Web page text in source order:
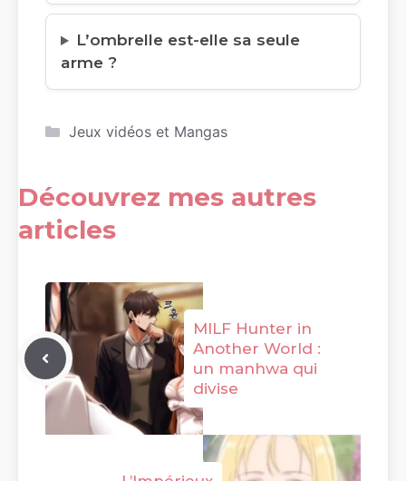
L’ombrelle est-elle sa seule
arme ?
Catégories
Jeux vidéos et Mangas
Découvrez mes autres
articles
MILF Hunter in
Another World :
un manhwa qui
divise